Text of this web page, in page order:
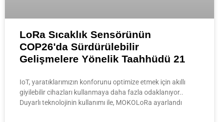
LoRa Sıcaklık Sensörünün
COP26'da Sürdürülebilir
Gelişmelere Yönelik Taahhüdü 21
IoT, yaratıklarımızın konforunu optimize etmek için akıllı
giyilebilir cihazları kullanmaya daha fazla odaklanıyor..
Duyarlı teknolojinin kullanımı ile, MOKOLoRa ayarlandı